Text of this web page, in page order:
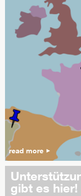
read more
gibt es hier!